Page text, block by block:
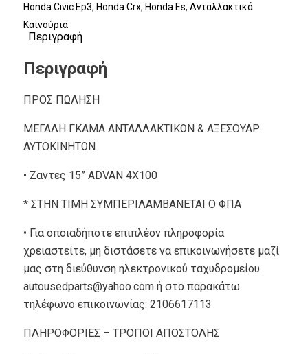
Honda Civic Ep3, Honda Crx, Honda Es, Ανταλλακτικά
Καινούρια
Περιγραφή
Περιγραφή
ΠΡΟΣ ΠΩΛΗΣΗ
ΜΕΓΑΛΗ ΓΚΑΜΑ ΑΝΤΑΛΛΑΚΤΙΚΩΝ & ΑΞΕΣΟΥΑΡ
ΑΥΤΟΚΙΝΗΤΩΝ
• Ζαντες 15” ADVAN 4X100
* ΣΤΗΝ ΤΙΜΗ ΣΥΜΠΕΡΙΛΑΜΒΑΝΕΤΑΙ Ο ΦΠΑ
• Για οποιαδήποτε επιπλέον πληροφορία
χρειαστείτε, μη διστάσετε να επικοινωνήσετε μαζί
μας στη διεύθυνση ηλεκτρονικού ταχυδρομείου
autousedparts@yahoo.com ή στο παρακάτω
τηλέφωνο επικοινωνίας: 2106617113
ΠΛΗΡΟΦΟΡΙΕΣ – ΤΡΟΠΟΙ ΑΠΟΣΤΟΛΗΣ